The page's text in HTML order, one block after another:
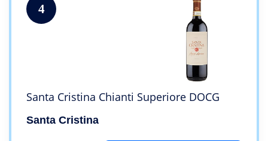
4
Santa Cristina Chianti Superiore DOCG
Santa Cristina